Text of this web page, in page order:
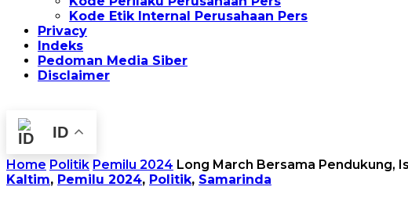
Kode Etik Internal Perusahaan Pers
Privacy
Indeks
Pedoman Media Siber
Disclaimer
ID
Home Politik Pemilu 2024 Long March Bersama Pendukung,
Kaltim, Pemilu 2024, Politik, Samarinda